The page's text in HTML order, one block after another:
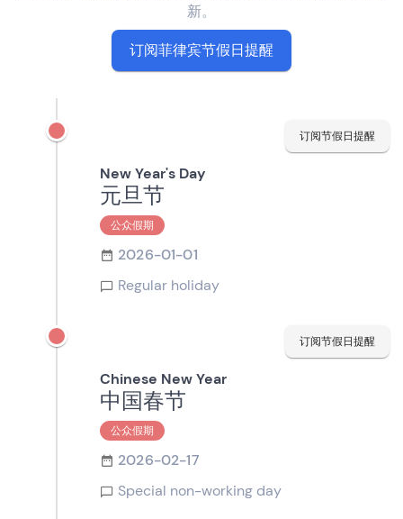
新。
订阅菲律宾节假日提醒
订阅节假日提醒
New Year's Day
元旦节
公众假期
2026-01-01
Regular holiday
订阅节假日提醒
Chinese New Year
中国春节
公众假期
2026-02-17
Special non-working day